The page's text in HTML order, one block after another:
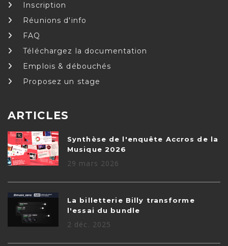
Inscription
Réunions d'info
FAQ
Téléchargez la documentation
Emplois & débouchés
Proposez un stage
ARTICLES
Synthèse de l'enquête Accros de la
Musique 2026
29 mars 2026
La billetterie Billy transforme
l'essai du bundle
2 déc. 2025